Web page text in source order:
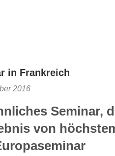
in Frankreich
2016
Seminar,
von